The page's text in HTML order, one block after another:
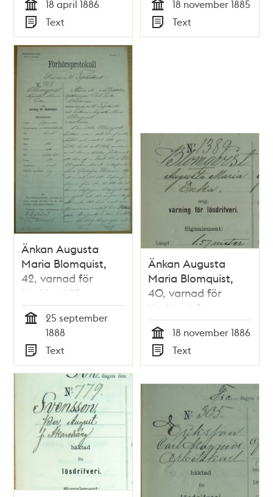
Tid
18 april 1886
Typ
Text Tid
18 november 1885
Typ
Text
Änkan Augusta
Maria Blomquist,
42, varnad för
lösdriveri 25
september 1888 -
polisförhör
25 september
1888
Typ
Text
Änkan Augusta
Maria Blomquist,
40, varnad för
lösdriveri 8
november 1886 -
polisförhör
Tid
18 november 1886
Typ
Text